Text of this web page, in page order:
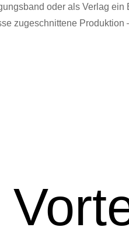
oder als Verlag
zugeschnittene